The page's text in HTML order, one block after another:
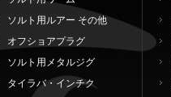
ソルト用ルアー その他
オフショアプラグ
ソルト用メタルジグ
タイラバ・インチク